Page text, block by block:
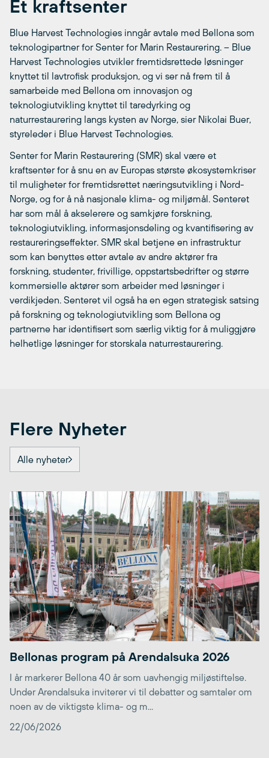
Et kraftsenter
Blue Harvest Technologies inngår avtale med Bellona som
teknologipartner for Senter for Marin Restaurering. – Blue
Harvest Technologies utvikler fremtidsrettede løsninger
knyttet til lavtrofisk produksjon, og vi ser nå frem til å
samarbeide med Bellona om innovasjon og
teknologiutvikling knyttet til taredyrking og
naturrestaurering langs kysten av Norge, sier Nikolai Buer,
styreleder i Blue Harvest Technologies.
Senter for Marin Restaurering (SMR) skal være et
kraftsenter for å snu en av Europas største økosystemkriser
til muligheter for fremtidsrettet næringsutvikling i Nord-
Norge, og for å nå nasjonale klima- og miljømål. Senteret
har som mål å akselerere og samkjøre forskning,
teknologiutvikling, informasjonsdeling og kvantifisering av
restaureringseffekter. SMR skal betjene en infrastruktur
som kan benyttes etter avtale av andre aktører fra
forskning, studenter, frivillige, oppstartsbedrifter og større
kommersielle aktører som arbeider med løsninger i
verdikjeden. Senteret vil også ha en egen strategisk satsing
på forskning og teknologiutvikling som Bellona og
partnerne har identifisert som særlig viktig for å muliggjøre
helhetlige løsninger for storskala naturrestaurering.
Flere Nyheter
Alle nyheter
Bellonas program på Arendalsuka 2026
I år markerer Bellona 40 år som uavhengig miljøstiftelse.
Under Arendalsuka inviterer vi til debatter og samtaler om
noen av de viktigste klima- og m...
22/06/2026